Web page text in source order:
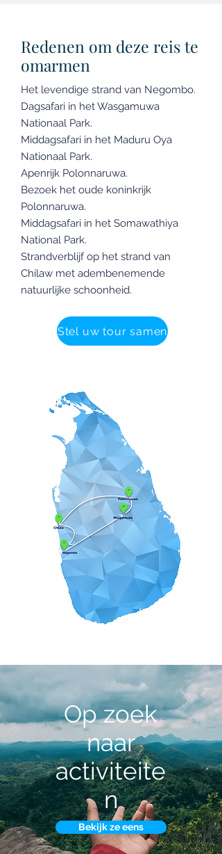
Redenen om deze reis te
omarmen
Het levendige strand van Negombo.
Dagsafari in het Wasgamuwa
Nationaal Park.
Middagsafari in het Maduru Oya
Nationaal Park.
Apenrijk Polonnaruwa.
Bezoek het oude koninkrijk
Polonnaruwa.
Middagsafari in het Somawathiya
National Park.
Strandverblijf op het strand van
Chilaw met adembenemende
natuurlijke schoonheid.
Stel uw tour samen
Op zoek
naar
activiteite
n
Bekijk ze eens